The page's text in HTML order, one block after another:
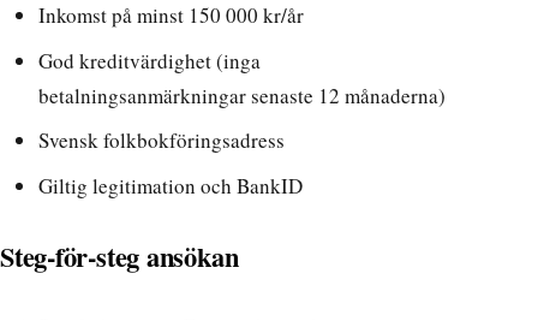
Inkomst på minst 150 000 kr/år
God kreditvärdighet (inga
betalningsanmärkningar senaste 12 månaderna)
Svensk folkbokföringsadress
Giltig legitimation och BankID
Steg-för-steg ansökan